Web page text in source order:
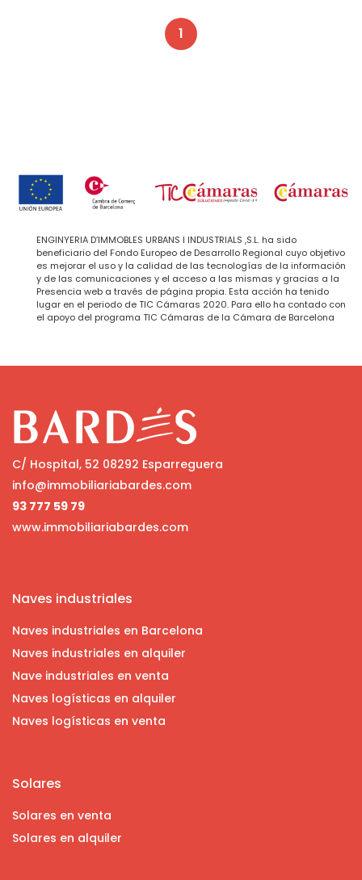
1
ENGINYERIA D’IMMOBLES URBANS I INDUSTRIALS ,S.L. ha sido
beneficiario del Fondo Europeo de Desarrollo Regional cuyo objetivo
es mejorar el uso y la calidad de las tecnologías de la información
y de las comunicaciones y el acceso a las mismas y gracias a la
Presencia web a través de página propia. Esta acción ha tenido
lugar en el periodo de TIC Cámaras 2020. Para ello ha contado con
el apoyo del programa TIC Cámaras de la Cámara de Barcelona
C/ Hospital, 52 08292 Esparreguera
info@immobiliariabardes.com
93 777 59 79
www.immobiliariabardes.com
Naves industriales
Naves industriales en Barcelona
Naves industriales en alquiler
Nave industriales en venta
Naves logísticas en alquiler
Naves logísticas en venta
Solares
Solares en venta
Solares en alquiler